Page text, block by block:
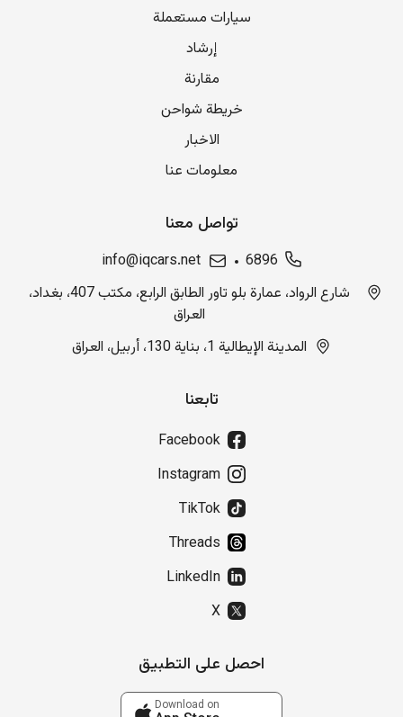
سيارات مستعملة
إرشاد
مقارنة
خريطة شواحن
الاخبار
معلومات عنا
تواصل معنا
6896
info@iqcars.net
شارع الرواد، عمارة بلو تاور الطابق الرابع، مكتب 407، بغداد،
العراق
المدينة الإيطالية 1، بناية 130، أربيل، العراق
تابعنا
Facebook
Instagram
TikTok
Threads
LinkedIn
X
احصل على التطبيق
Download on